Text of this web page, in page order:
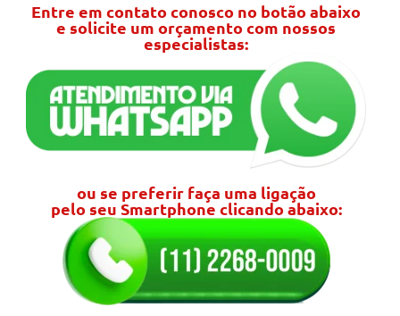
Entre em contato conosco no botão abaixo
e solicite um orçamento com nossos
especialistas:
ou se preferir faça uma ligação
pelo seu Smartphone clicando abaixo: